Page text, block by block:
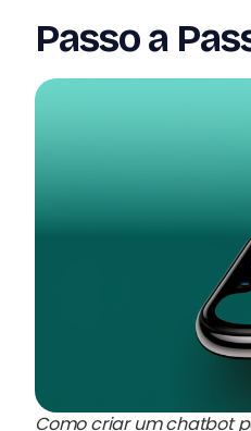
Passo a
Como criar um chatbot